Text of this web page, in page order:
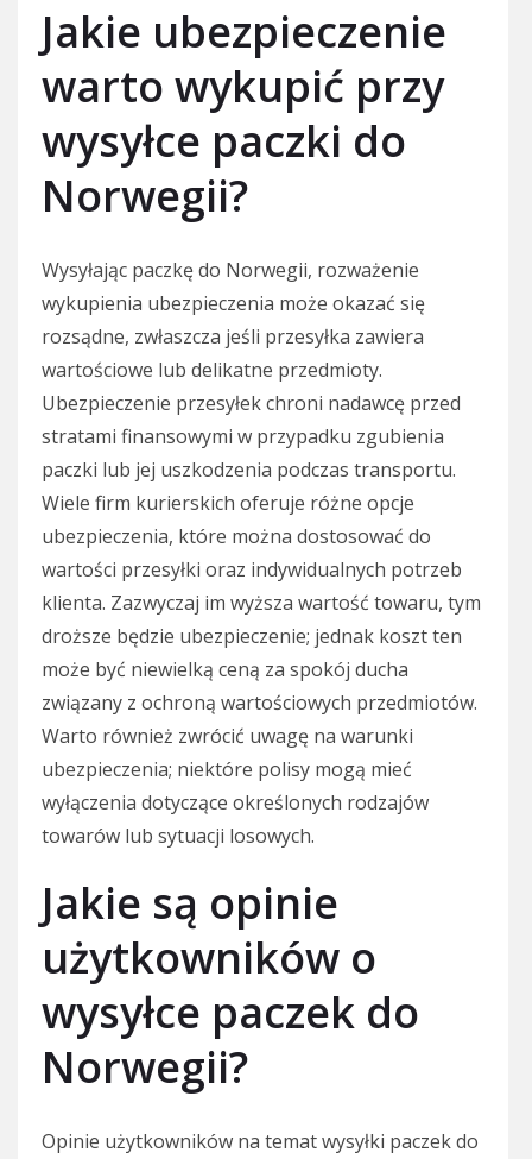
Jakie ubezpieczenie
warto wykupić przy
wysyłce paczki do
Norwegii?
Wysyłając paczkę do Norwegii, rozważenie
wykupienia ubezpieczenia może okazać się
rozsądne, zwłaszcza jeśli przesyłka zawiera
wartościowe lub delikatne przedmioty.
Ubezpieczenie przesyłek chroni nadawcę przed
stratami finansowymi w przypadku zgubienia
paczki lub jej uszkodzenia podczas transportu.
Wiele firm kurierskich oferuje różne opcje
ubezpieczenia, które można dostosować do
wartości przesyłki oraz indywidualnych potrzeb
klienta. Zazwyczaj im wyższa wartość towaru, tym
droższe będzie ubezpieczenie; jednak koszt ten
może być niewielką ceną za spokój ducha
związany z ochroną wartościowych przedmiotów.
Warto również zwrócić uwagę na warunki
ubezpieczenia; niektóre polisy mogą mieć
wyłączenia dotyczące określonych rodzajów
towarów lub sytuacji losowych.
Jakie są opinie
użytkowników o
wysyłce paczek do
Norwegii?
Opinie użytkowników na temat wysyłki paczek do